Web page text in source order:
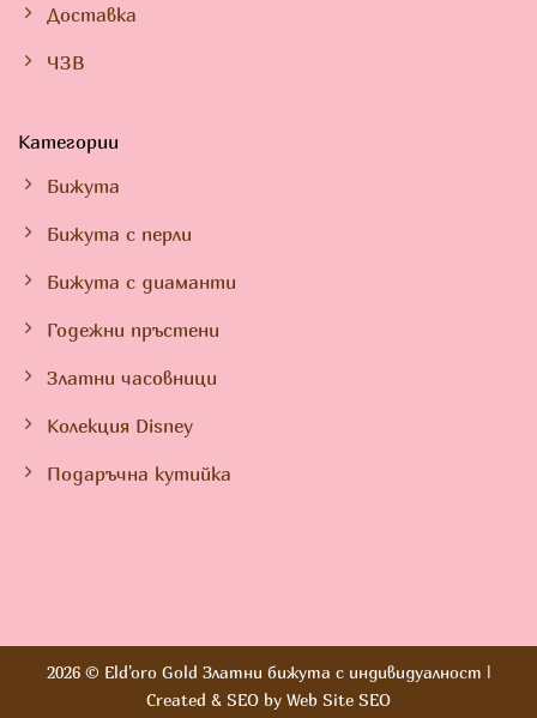
Доставка
ЧЗВ
Категории
Бижута
Бижута с перли
Бижута с диаманти
Годежни пръстени
Златни часовници
Колекция Disney
Подаръчна кутийка
2026 © Eld'oro Gold Златни бижута с индивидуалност |
Created & SEO by Web Site SEO